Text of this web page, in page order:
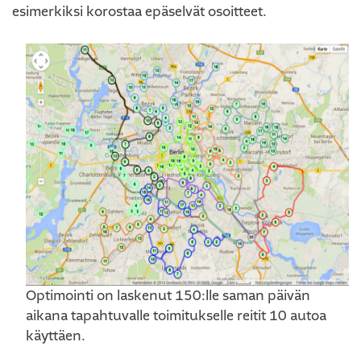
esimerkiksi korostaa epäselvät osoitteet.
Optimointi on laskenut 150:lle saman päivän
aikana tapahtuvalle toimitukselle reitit 10 autoa
käyttäen.